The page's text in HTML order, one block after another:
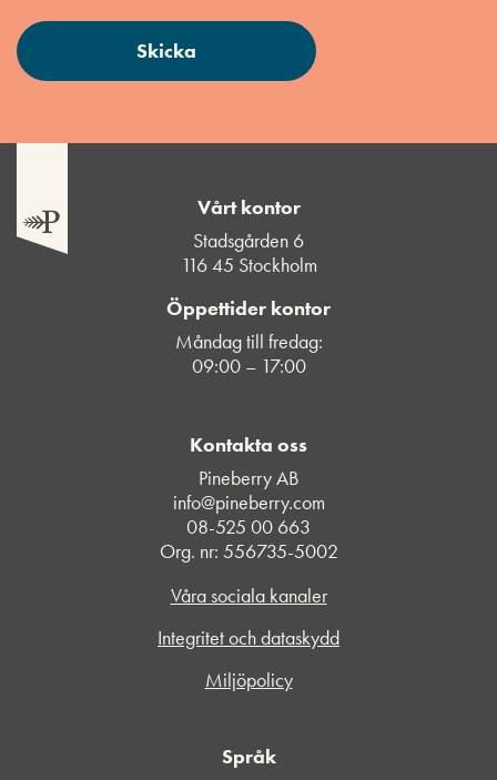
Vårt kontor
Stadsgården 6
116 45 Stockholm
Öppettider kontor
Måndag till fredag:
09:00 – 17:00
Kontakta oss
Pineberry AB
info@pineberry.com
08-525 00 663
Org. nr: 556735-5002
Våra sociala kanaler
Integritet och dataskydd
Miljöpolicy
Språk